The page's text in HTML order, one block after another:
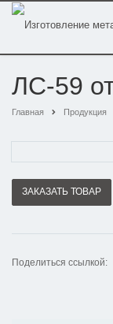
ЛС-59
Главная Продукция
ЗАКАЗАТЬ ТОВАР
Поделиться ссылкой: